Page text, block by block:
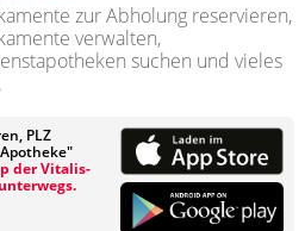
zur Abholung reservieren,
verwalten,
suchen und vieles
PLZ
der Vitalis-